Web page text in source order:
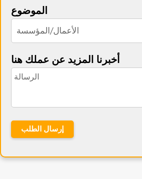
الموضوع
أخبرنا المزيد عن عملك هنا